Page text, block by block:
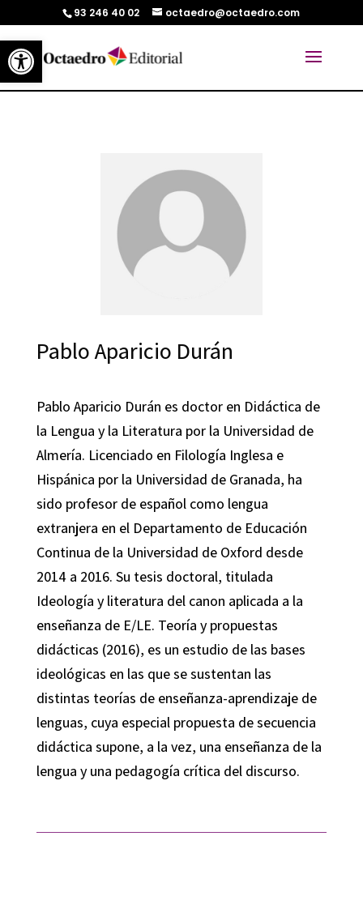
Abrir barra de herramientas
93 246 40 02 octaedro@octaedro.com
Pablo Aparicio Durán
Pablo Aparicio Durán es doctor en Didáctica de
la Lengua y la Literatura por la Universidad de
Almería. Licenciado en Filología Inglesa e
Hispánica por la Universidad de Granada, ha
sido profesor de español como lengua
extranjera en el Departamento de Educación
Continua de la Universidad de Oxford desde
2014 a 2016. Su tesis doctoral, titulada
Ideología y literatura del canon aplicada a la
enseñanza de E/LE. Teoría y propuestas
didácticas (2016), es un estudio de las bases
ideológicas en las que se sustentan las
distintas teorías de enseñanza-aprendizaje de
lenguas, cuya especial propuesta de secuencia
didáctica supone, a la vez, una enseñanza de la
lengua y una pedagogía crítica del discurso.